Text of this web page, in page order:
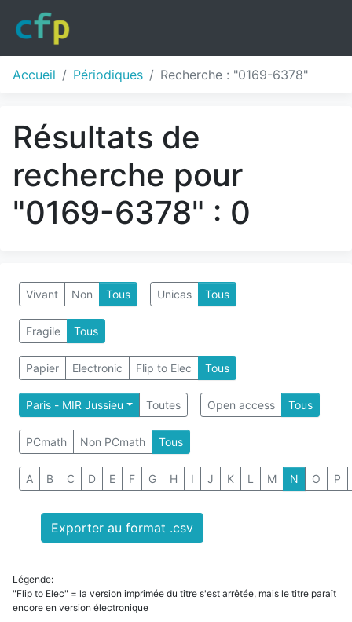
Accueil Périodiques Recherche : "0169-6378"
Résultats de
recherche pour
"0169-6378" : 0
Vivant Non Tous Unicas Tous
Fragile Tous
Papier Electronic Flip to Elec Tous
Paris - MIR Jussieu Toutes Open access Tous
PCmath Non PCmath Tous
A B C D E F G H I J K L M N O P
Exporter au format .csv
Légende:
"Flip to Elec" = la version imprimée du titre s'est arrêtée, mais le titre paraît
encore en version électronique